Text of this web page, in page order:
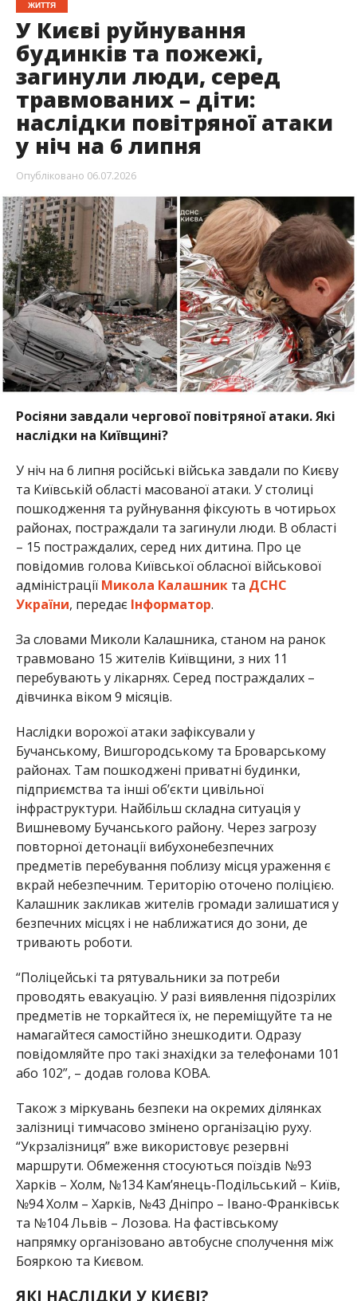
ЖИТТЯ
У Києві руйнування
будинків та пожежі,
загинули люди, серед
травмованих – діти:
наслідки повітряної атаки
у ніч на 6 липня
Опубліковано 06.07.2026
Росіяни завдали чергової повітряної атаки. Які
наслідки на Київщині?
У ніч на 6 липня російські війська завдали по Києву
та Київській області масованої атаки. У столиці
пошкодження та руйнування фіксують в чотирьох
районах, постраждали та загинули люди. В області
– 15 постраждалих, серед них дитина. Про це
повідомив голова Київської обласної військової
адміністрації Микола Калашникта ДСНС
України, передає Інформатор.
За словами Миколи Калашника, станом на ранок
травмовано 15 жителів Київщини, з них 11
перебувають у лікарнях. Серед постраждалих –
дівчинка віком 9 місяців.
Наслідки ворожої атаки зафіксували у
Бучанському, Вишгородському та Броварському
районах. Там пошкоджені приватні будинки,
підприємства та інші об’єкти цивільної
інфраструктури. Найбільш складна ситуація у
Вишневому Бучанського району. Через загрозу
повторної детонації вибухонебезпечних
предметів перебування поблизу місця ураження є
вкрай небезпечним. Територію оточено поліцією.
Калашник закликав жителів громади залишатися у
безпечних місцях і не наближатися до зони, де
тривають роботи.
“Поліцейські та рятувальники за потреби
проводять евакуацію. У разі виявлення підозрілих
предметів не торкайтеся їх, не переміщуйте та не
намагайтеся самостійно знешкодити. Одразу
повідомляйте про такі знахідки за телефонами 101
або 102”, – додав голова КОВА.
Також з міркувань безпеки на окремих ділянках
залізниці тимчасово змінено організацію руху.
“Укрзалізниця” вже використовує резервні
маршрути. Обмеження стосуються поїздів №93
Харків – Холм, №134 Кам’янець-Подільський – Київ,
№94 Холм – Харків, №43 Дніпро – Івано-Франківськ
та №104 Львів – Лозова. На фастівському
напрямку організовано автобусне сполучення між
Бояркою та Києвом.
ЯКІ НАСЛІДКИ У КИЄВІ?